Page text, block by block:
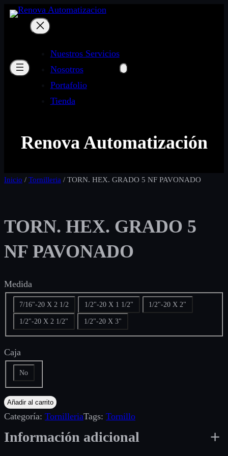
Nuestros Servicios
Nosotros
Portafolio
Tienda
Renova Automatización
Inicio / Tornilleria / TORN. HEX. GRADO 5 NF PAVONADO
TORN. HEX. GRADO 5
NF PAVONADO
Medida
7/16"-20 X 2 1/2 1/2"-20 X 1 1/2" 1/2"-20 X 2"
1/2"-20 X 2 1/2" 1/2"-20 X 3"
Caja
No
Añadir al carrito
Categoría: TornilleriaTags: Tornillo
Información adicional